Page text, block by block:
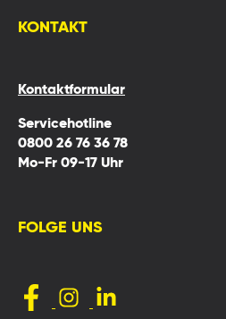
KONTAKT
Kontaktformular
Servicehotline
0800 26 76 36 78
Mo-Fr 09-17 Uhr
FOLGE UNS